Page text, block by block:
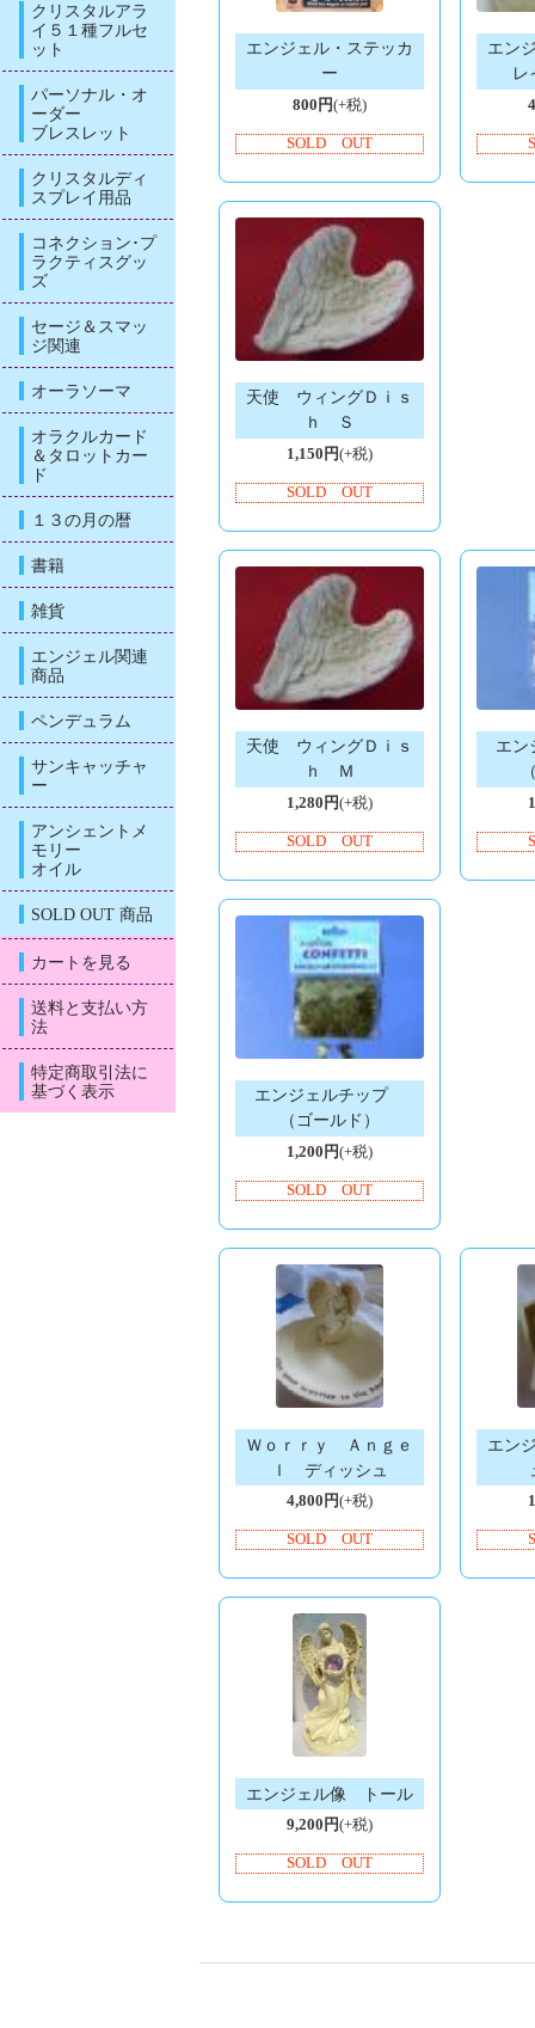
クリスタルアラ
イ５１種フルセ
ット
パーソナル・オ
ーダー
ブレスレット
クリスタルディ
スプレイ用品
コネクション･プ
ラクティスグッ
ズ
セージ＆スマッ
ジ関連
オーラソーマ
オラクルカード
＆タロットカー
ド
１３の月の暦
書籍
雑貨
エンジェル関連
商品
ペンデュラム
サンキャッチャ
ー
アンシェントメ
モリー
オイル
SOLD OUT 商品
カートを見る
送料と支払い方
法
特定商取引法に
基づく表示
エンジェル・ステッカ
ー
800円(+税)
SOLD OUT
エン
レ
天使 ウィングＤｉｓ
ｈ Ｓ
1,150円(+税)
SOLD OUT
天使 ウィングＤｉｓ
ｈ Ｍ
1,280円(+税)
SOLD OUT
エ
エンジェルチップ
（ゴールド）
1,200円(+税)
SOLD OUT
Ｗｏｒｒｙ Ａｎｇｅ
ｌ ディッシュ
4,800円(+税)
SOLD OUT
エン
エンジェル像 トール
9,200円(+税)
SOLD OUT